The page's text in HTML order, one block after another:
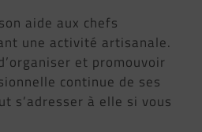
aide aux chefs
une activité artisanale.
et promouvoir
continue de ses
s’adresser à elle si vous